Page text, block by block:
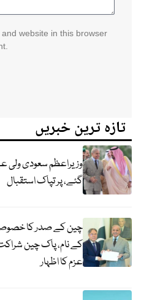
website in this browser
تازہ ترین خبریں
وزیراعظم سعودی ولی
گئے، پر تپاک استقبال
چین کے صدر کا
کے نام، پاک چین
عزم کا اظہار